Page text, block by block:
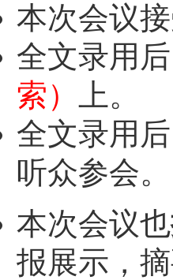
本次会议
全文录用
索）
上。
全文录用
听众参会。
本次会议也
报展示，